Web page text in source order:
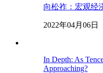
向松祚：宏观经
2022年04月06日
In Depth: As
Approaching?